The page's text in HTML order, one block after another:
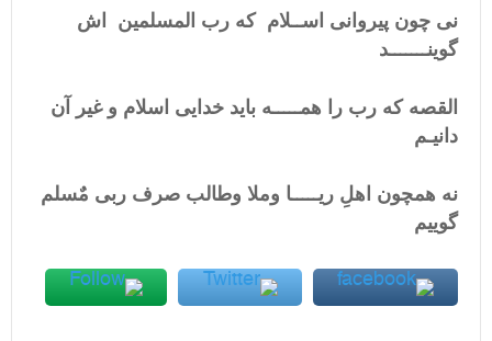
نی چون پیروانی اســلام که رب المسلمین اش
گوینـــــــد
القصه که رب را همـــــه باید خدایی اسلام و غیر آن
دانیـم
نه همچون اهلِ ریـــــا وملا وطالب صرف ربی مٌسلم
گوییم